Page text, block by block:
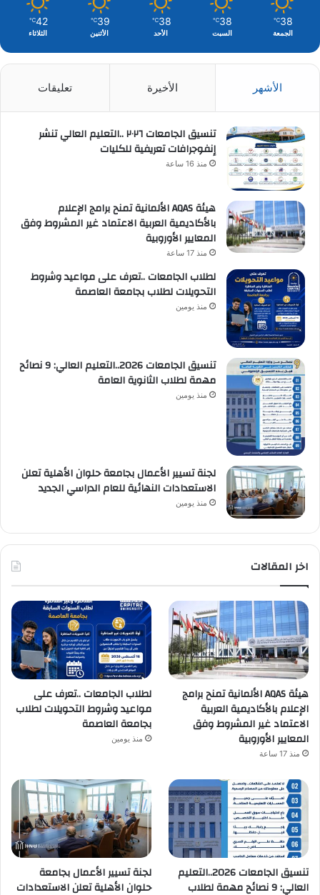
38
℃
الجمعة
38
℃
السبت
38
℃
الأحد
39
℃
الأثنين
42
℃
الثلاثاء
الأشهر الأخيرة تعليقات
تنسيق الجامعات ٢٠٢٦ ..التعليم العالي تنشر
إنفوجرافات تعريفية للكليات
منذ 16 ساعة
هيئة AQAS الألمانية تمنح برامج الإعلام
بالأكاديمية العربية الاعتماد غير المشروط وفق
المعايير الأوروبية
منذ 17 ساعة
لطلاب الجامعات ..تعرف على مواعيد وشروط
التحويلات لطلاب بجامعة العاصمة
منذ يومين
تنسيق الجامعات 2026..التعليم العالي: 9 نصائح
مهمة لطلاب الثانوية العامة
منذ يومين
لجنة تسيير الأعمال بجامعة حلوان الأهلية تعلن
الاستعدادات النهائية للعام الدراسي الجديد
منذ يومين
اخر المقالات
هيئة AQAS الألمانية تمنح برامج
الإعلام بالأكاديمية العربية
الاعتماد غير المشروط وفق
المعايير الأوروبية
منذ 17 ساعة
لطلاب الجامعات ..تعرف على
مواعيد وشروط التحويلات لطلاب
بجامعة العاصمة
منذ يومين
تنسيق الجامعات 2026..التعليم
العالي: 9 نصائح مهمة لطلاب
لجنة تسيير الأعمال بجامعة
حلوان الأهلية تعلن الاستعدادات